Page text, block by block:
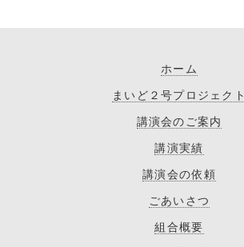
ホーム
まいど２号プロジェクト
講演会のご案内
講演実績
講演会の依頼
ごあいさつ
組合概要